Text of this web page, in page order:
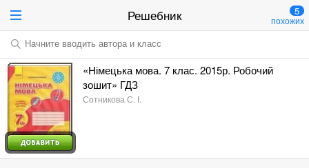
Решебник 5
похожих
Начните вводить автора и класс
«Німецька мова. 7 клас. 2015р. Робочий
зошит» ГДЗ
Сотникова С. І.